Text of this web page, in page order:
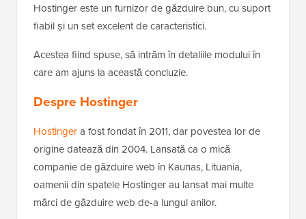
Hostinger este un furnizor de găzduire bun, cu suport
fiabil și un set excelent de caracteristici.
Acestea fiind spuse, să intrăm în detaliile modului în
care am ajuns la această concluzie.
Despre Hostinger
Hostingera fost fondat în 2011, dar povestea lor de
origine datează din 2004. Lansată ca o mică
companie de găzduire web în Kaunas, Lituania,
oamenii din spatele Hostinger au lansat mai multe
mărci de găzduire web de-a lungul anilor.